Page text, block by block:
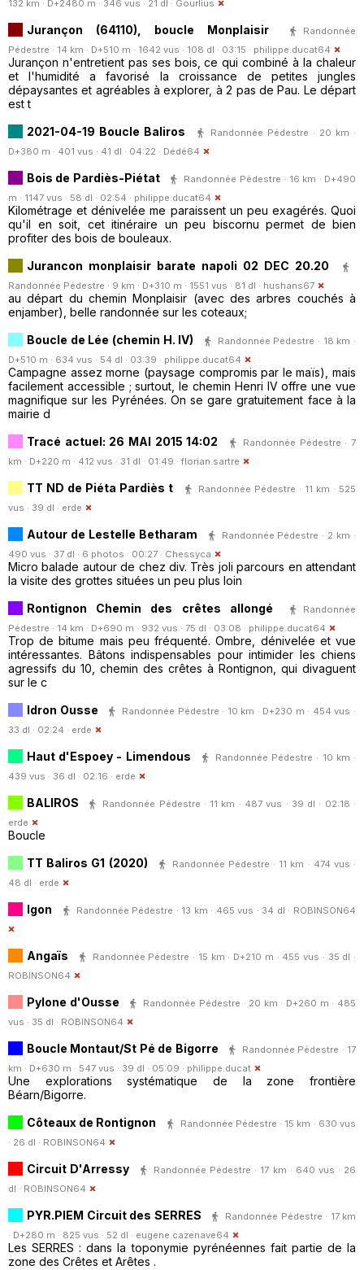
132 km · D+2480 m · 346 vus · 21 dl · Gourlius
Jurançon (64110), boucle Monplaisir
Randonnée
Pédestre · 14 km · D+510 m · 1642 vus · 108 dl · 03:15 · philippe.ducat64
Jurançon n'entretient pas ses bois, ce qui combiné à la chaleur
et l'humidité a favorisé la croissance de petites jungles
dépaysantes et agréables à explorer, à 2 pas de Pau. Le départ
est t
2021-04-19 Boucle Baliros
Randonnée Pédestre · 20 km ·
D+380 m · 401 vus · 41 dl · 04:22 · Dédé64
Bois de Pardiès-Piétat
Randonnée Pédestre · 16 km · D+490
m · 1147 vus · 58 dl · 02:54 · philippe.ducat64
Kilométrage et dénivelée me paraissent un peu exagérés. Quoi
qu'il en soit, cet itinéraire un peu biscornu permet de bien
profiter des bois de bouleaux.
Jurancon monplaisir barate napoli 02 DEC 20.20
Randonnée Pédestre · 9 km · D+310 m · 1551 vus · 81 dl · hushans67
au départ du chemin Monplaisir (avec des arbres couchés à
enjamber), belle randonnée sur les coteaux;
Boucle de Lée (chemin H. IV)
Randonnée Pédestre · 18 km ·
D+510 m · 634 vus · 54 dl · 03:39 · philippe.ducat64
Campagne assez morne (paysage compromis par le maïs), mais
facilement accessible ; surtout, le chemin Henri IV offre une vue
magnifique sur les Pyrénées. On se gare gratuitement face à la
mairie d
Tracé actuel: 26 MAI 2015 14:02
Randonnée Pédestre · 7
km · D+220 m · 412 vus · 31 dl · 01:49 · florian.sartre
TT ND de Piéta Pardiès t
Randonnée Pédestre · 11 km · 525
vus · 39 dl · erde
Autour de Lestelle Betharam
Randonnée Pédestre · 2 km ·
490 vus · 37 dl · 6 photos · 00:27 · Chessyca
Micro balade autour de chez div. Très joli parcours en attendant
la visite des grottes situées un peu plus loin
Rontignon Chemin des crêtes allongé
Randonnée
Pédestre · 14 km · D+690 m · 932 vus · 75 dl · 03:08 · philippe.ducat64
Trop de bitume mais peu fréquenté. Ombre, dénivelée et vue
intéressantes. Bâtons indispensables pour intimider les chiens
agressifs du 10, chemin des crêtes à Rontignon, qui divaguent
sur le c
Idron Ousse
Randonnée Pédestre · 10 km · D+230 m · 454 vus ·
33 dl · 02:24 · erde
Haut d'Espoey - Limendous
Randonnée Pédestre · 10 km ·
439 vus · 36 dl · 02:16 · erde
BALIROS
Randonnée Pédestre · 11 km · 487 vus · 39 dl · 02:18 ·
erde
Boucle
TT Baliros G1 (2020)
Randonnée Pédestre · 11 km · 474 vus ·
48 dl · erde
Igon Randonnée Pédestre · 13 km · 465 vus · 34 dl · ROBINSON64
Angaïs
Randonnée Pédestre · 15 km · D+210 m · 455 vus · 35 dl ·
ROBINSON64
Pylone d'Ousse
Randonnée Pédestre · 20 km · D+260 m · 485
vus · 35 dl · ROBINSON64
Boucle Montaut/St Pé de Bigorre
Randonnée Pédestre · 17
km · D+630 m · 547 vus · 39 dl · 05:09 · philippe.ducat
Une explorations systématique de la zone frontière
Béarn/Bigorre.
Côteaux de Rontignon
Randonnée Pédestre · 15 km · 630 vus
· 26 dl · ROBINSON64
Circuit D'Arressy
Randonnée Pédestre · 17 km · 640 vus · 26
dl · ROBINSON64
PYR.PIEM Circuit des SERRES
Randonnée Pédestre · 17 km
· D+280 m · 825 vus · 52 dl · eugene.cazenave64
Les SERRES : dans la toponymie pyrénéennes fait partie de la
zone des Crêtes et Arêtes .